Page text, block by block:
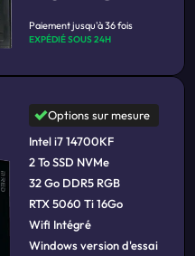
Paiement jusqu'à 36 fois
EXPÉDIÉ SOUS 24H
Options sur mesure
Intel i7 14700KF
2 To SSD NVMe
32 Go DDR5 RGB
RTX 5060 Ti 16Go
Wifi Intégré
Windows version d'essai